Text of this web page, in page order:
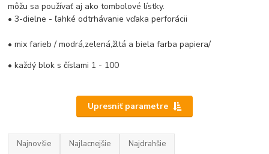
môžu sa používať aj ako tombolové lístky.
• 3-dielne - ľahké odtrhávanie vďaka perforácii
• mix farieb / modrá,zelená,žltá a biela farba papiera/
• každý blok s číslami 1 - 100
Upresniť parametre
Najnovšie Najlacnejšie Najdrahšie